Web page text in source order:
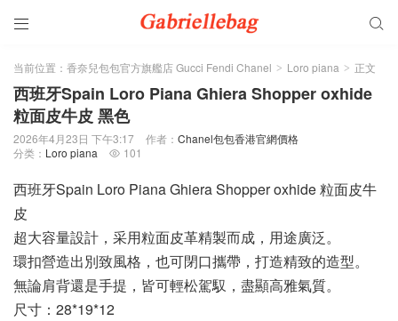
 
当前位置： 香奈兒包包官方旗艦店 Gucci Fendi Chanel > Loro piana > 正文
西班牙Spain Loro Piana Ghiera Shopper oxhide
粒面皮牛皮 黑色
2026年4月23日 下午3:17 作者： Chanel包包香港官網價格
分类： Loro piana  101
西班牙Spain Loro Piana Ghiera Shopper oxhide 粒面皮牛
皮
超大容量設計，采用粒面皮革精製而成，用途廣泛。
環扣營造出別致風格，也可閉口攜帶，打造精致的造型。
無論肩背還是手提，皆可輕松駕馭，盡顯高雅氣質。
尺寸：28*19*12